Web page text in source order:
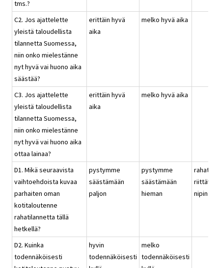
tms.?
C2. Jos ajattelette
yleistä taloudellista
tilannetta Suomessa,
niin onko mielestänne
nyt hyvä vai huono aika
säästää?
erittäin hyvä
aika
melko hyvä aika
C3. Jos ajattelette
yleistä taloudellista
tilannetta Suomessa,
niin onko mielestänne
nyt hyvä vai huono aika
ottaa lainaa?
erittäin hyvä
aika
melko hyvä aika
D1. Mikä seuraavista
vaihtoehdoista kuvaa
parhaiten oman
kotitaloutenne
rahatilannetta tällä
hetkellä?
pystymme
säästämään
paljon
pystymme
säästämään
hieman
rahat
riittävät
nipin
D2. Kuinka
todennäköisesti
hyvin
todennäköisesti
melko
todennäköisesti